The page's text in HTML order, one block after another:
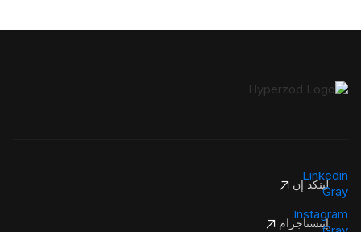
لينكد إن
إينستاجرام